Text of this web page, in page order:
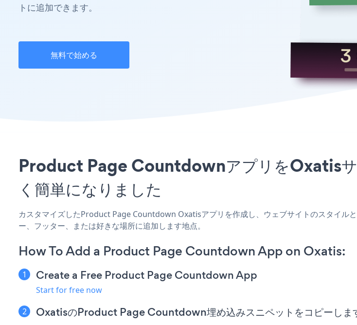
トに追加できます。
無料で始める
Product Page CountdownアプリをOxatisサ
く簡単になりました
カスタマイズしたProduct Page Countdown Oxatisアプリを作成し、ウェブサイトのスタイ
ー、フッター、または好きな場所に追加します地点。
How To Add a Product Page Countdown App on Oxatis:
Create a Free Product Page Countdown App
Start for free now
OxatisのProduct Page Countdown埋め込みスニペットをコピーしま